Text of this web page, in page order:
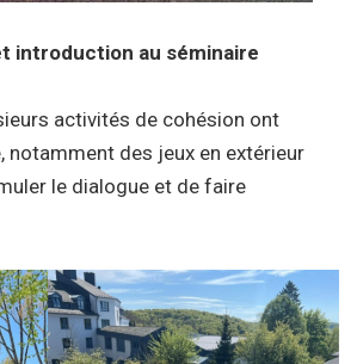
introduction au séminaire
activités de cohésion ont
notamment des jeux en extérieur
le dialogue et de faire